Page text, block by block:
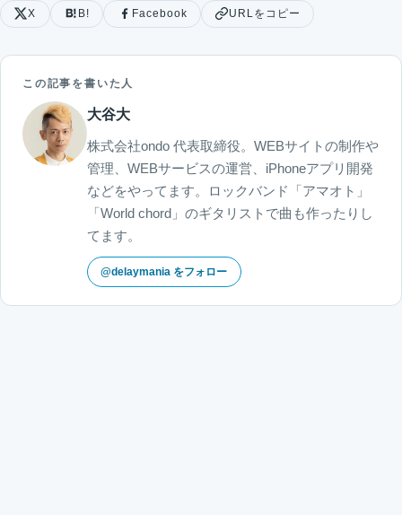
X B! Facebook URLをコピー
この記事を書いた人
大谷大
株式会社ondo 代表取締役。WEBサイトの制作や
管理、WEBサービスの運営、iPhoneアプリ開発
などをやってます。ロックバンド「アマオト」
「World chord」のギタリストで曲も作ったりし
てます。
@delaymania をフォロー